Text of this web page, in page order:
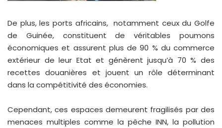
De plus, les ports africains, notamment ceux du Golfe
de Guinée, constituent de véritables poumons
économiques et assurent plus de 90 % du commerce
extérieur de leur Etat et génèrent jusqu’à 70 % des
recettes douanières et jouent un rôle déterminant
dans la compétitivité des économies.
Cependant, ces espaces demeurent fragilisés par des
menaces multiples comme la pêche INN, la pollution